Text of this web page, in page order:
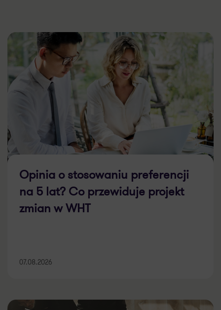
Opinia o stosowaniu preferencji
na 5 lat? Co przewiduje projekt
zmian w WHT
07.08.2026